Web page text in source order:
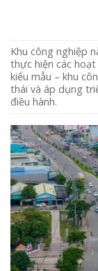
Khu công nghiệp
thực hiện các
kiểu mẫu – khu
thái và áp dụng
điều hành.